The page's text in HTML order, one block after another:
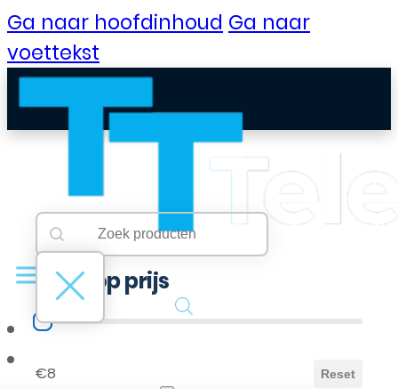
Ga naar hoofdinhoud Ga naar
voettekst
B2B Portaal
Searchbar
Search content
Filter op prijs
Filter op prijs
€8 Reset